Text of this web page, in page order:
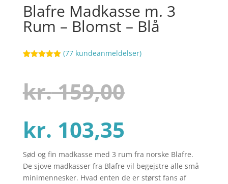
Blafre Madkasse m. 3
Rum – Blomst – Blå
baseret på
kundebedøm
melser
(77 kundeanmeldelser)
kr.159,00
pris
kr. 103,35
aktuelle
Sød og fin madkasse med 3 rum fra norske Blafre.
De sjove madkasser fra Blafre vil begejstre alle små
minimennesker. Hvad enten de er størst fans af